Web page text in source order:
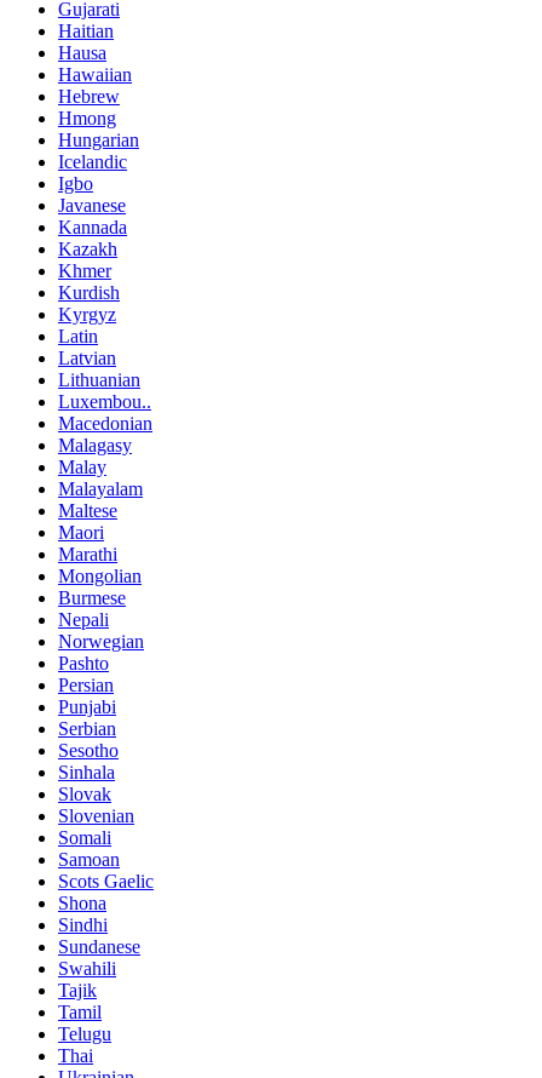
Gujarati
Haitian
Hausa
Hawaiian
Hebrew
Hmong
Hungarian
Icelandic
Igbo
Javanese
Kannada
Kazakh
Khmer
Kurdish
Kyrgyz
Latin
Latvian
Lithuanian
Luxembou..
Macedonian
Malagasy
Malay
Malayalam
Maltese
Maori
Marathi
Mongolian
Burmese
Nepali
Norwegian
Pashto
Persian
Punjabi
Serbian
Sesotho
Sinhala
Slovak
Slovenian
Somali
Samoan
Scots Gaelic
Shona
Sindhi
Sundanese
Swahili
Tajik
Tamil
Telugu
Thai